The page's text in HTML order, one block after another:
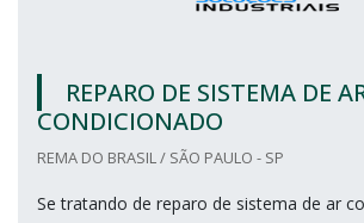
REPARO DE SISTEMA DE
CONDICIONADO
REMA DO BRASIL / SÃO PAULO - SP
Se tratando de reparo de sistema de ar